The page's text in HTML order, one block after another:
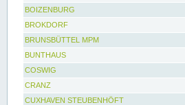
BOIZENBURG
BROKDORF
BRUNSBÜTTEL MPM
BUNTHAUS
COSWIG
CRANZ
CUXHAVEN STEUBENHÖFT